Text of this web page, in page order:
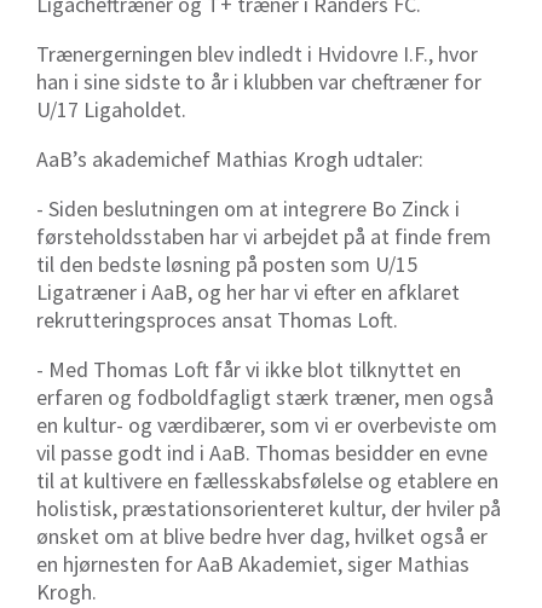
Trænergerningen blev indledt i Hvidovre I.F., hvor
han i sine sidste to år i klubben var cheftræner for
U/17 Ligaholdet.
AaB’s akademichef Mathias Krogh udtaler:
- Siden beslutningen om at integrere Bo Zinck i
førsteholdsstaben har vi arbejdet på at finde frem
til den bedste løsning på posten som U/15
Ligatræner i AaB, og her har vi efter en afklaret
rekrutteringsproces ansat Thomas Loft.
- Med Thomas Loft får vi ikke blot tilknyttet en
erfaren og fodboldfagligt stærk træner, men også
en kultur- og værdibærer, som vi er overbeviste om
vil passe godt ind i AaB. Thomas besidder en evne
til at kultivere en fællesskabsfølelse og etablere en
holistisk, præstationsorienteret kultur, der hviler på
ønsket om at blive bedre hver dag, hvilket også er
en hjørnesten for AaB Akademiet, siger Mathias
Krogh.